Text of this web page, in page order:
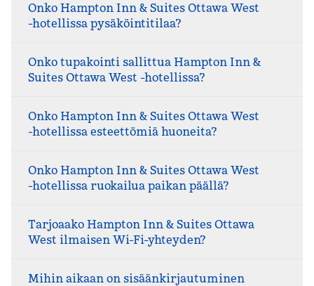
Onko Hampton Inn & Suites Ottawa West
-hotellissa pysäköintitilaa?
Onko tupakointi sallittua Hampton Inn &
Suites Ottawa West -hotellissa?
Onko Hampton Inn & Suites Ottawa West
-hotellissa esteettömiä huoneita?
Onko Hampton Inn & Suites Ottawa West
-hotellissa ruokailua paikan päällä?
Tarjoaako Hampton Inn & Suites Ottawa
West ilmaisen Wi-Fi-yhteyden?
Mihin aikaan on sisäänkirjautuminen